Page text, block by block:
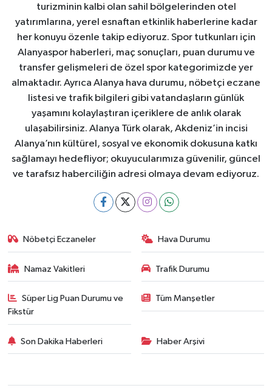
turizminin kalbi olan sahil bölgelerinden otel
yatırımlarına, yerel esnaftan etkinlik haberlerine kadar
her konuyu özenle takip ediyoruz. Spor tutkunları için
Alanyaspor haberleri, maç sonuçları, puan durumu ve
transfer gelişmeleri de özel spor kategorimizde yer
almaktadır. Ayrıca Alanya hava durumu, nöbetçi eczane
listesi ve trafik bilgileri gibi vatandaşların günlük
yaşamını kolaylaştıran içeriklere de anlık olarak
ulaşabilirsiniz. Alanya Türk olarak, Akdeniz’in incisi
Alanya’nın kültürel, sosyal ve ekonomik dokusuna katkı
sağlamayı hedefliyor; okuyucularımıza güvenilir, güncel
ve tarafsız haberciliğin adresi olmaya devam ediyoruz.
Nöbetçi Eczaneler Hava Durumu
Namaz Vakitleri Trafik Durumu
Süper Lig Puan Durumu ve
Fikstür
Tüm Manşetler
Son Dakika Haberleri Haber Arşivi